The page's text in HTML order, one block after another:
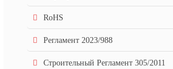
RoHS
Регламент 2023/988
Строительный Регламент 305/2011